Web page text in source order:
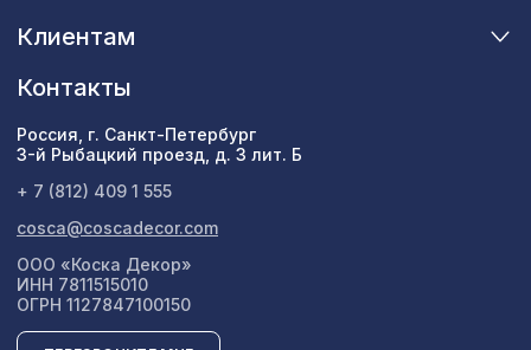
Клиентам
Контакты
Россия, г. Санкт-Петербург
3-й Рыбацкий проезд, д. 3 лит. Б
+ 7 (812) 409 1 555
cosca@coscadecor.com
ООО «Коска Декор»
ИНН 7811515010
ОГРН 1127847100150